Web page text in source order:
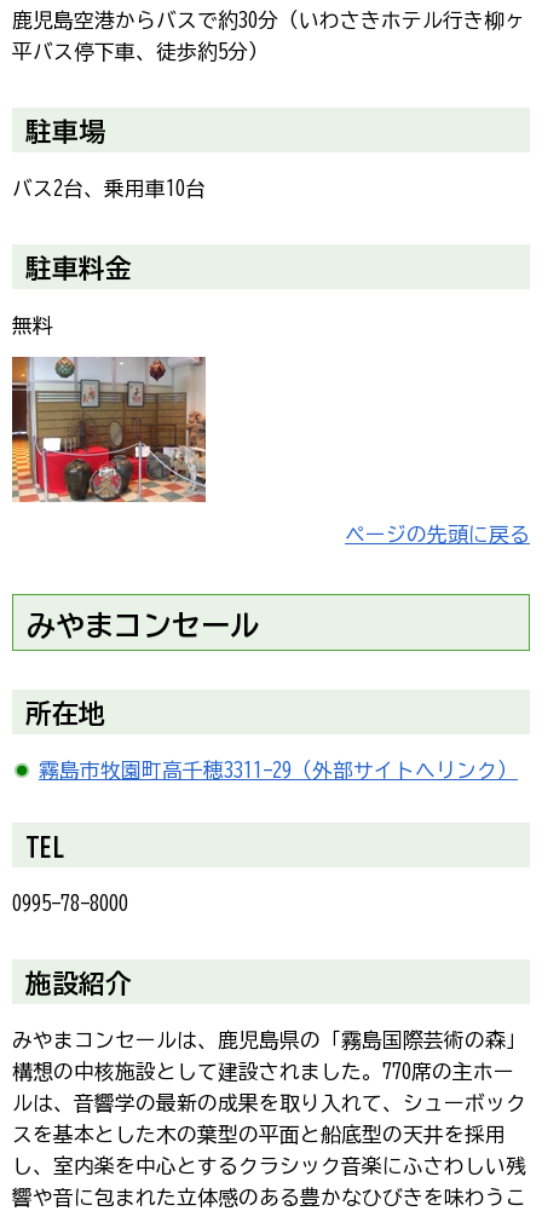
鹿児島空港からバスで約30分（いわさきホテル行き柳ヶ
平バス停下車、徒歩約5分）
駐車場
バス2台、乗用車10台
駐車料金
無料
ページの先頭に戻る
みやまコンセール
所在地
霧島市牧園町高千穂3311-29（外部サイトへリンク）
TEL
0995-78-8000
施設紹介
みやまコンセールは、鹿児島県の「霧島国際芸術の森」
構想の中核施設として建設されました。770席の主ホー
ルは、音響学の最新の成果を取り入れて、シューボック
スを基本とした木の葉型の平面と船底型の天井を採用
し、室内楽を中心とするクラシック音楽にふさわしい残
響や音に包まれた立体感のある豊かなひびきを味わうこ